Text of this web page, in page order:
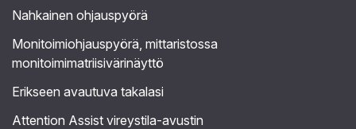
Nahkainen ohjauspyörä
Monitoimiohjauspyörä, mittaristossa
monitoimimatriisivärinäyttö
Erikseen avautuva takalasi
Attention Assist vireystila-avustin